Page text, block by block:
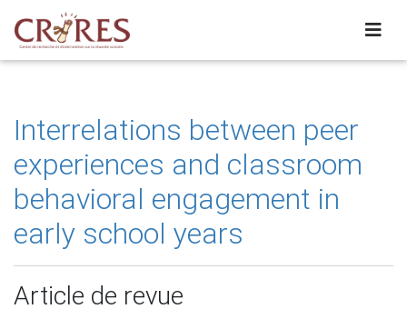
Interrelations between peer
experiences and classroom
behavioral engagement in
early school years
Article de revue